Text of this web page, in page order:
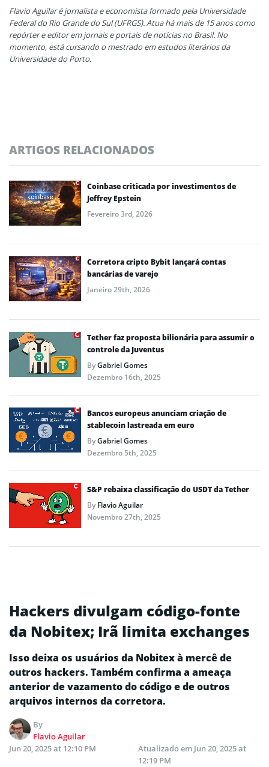
Flavio Aguilar é jornalista e economista formado pela Universidade
Federal do Rio Grande do Sul (UFRGS). Atua há mais de 15 anos como
repórter e editor em jornais e portais de notícias no Brasil. No
momento, está cursando o mestrado em estudos literários da
Universidade do Porto.
ARTIGOS RELACIONADOS
Coinbase criticada por investimentos de
Jeffrey Epstein
Fevereiro 3rd, 2026
Corretora cripto Bybit lançará contas
bancárias de varejo
Janeiro 29th, 2026
Tether faz proposta bilionária para assumir o
controle da Juventus
ByGabriel Gomes
Dezembro 16th, 2025
Bancos europeus anunciam criação de
stablecoin lastreada em euro
ByGabriel Gomes
Dezembro 5th, 2025
S&P rebaixa classificação do USDT da Tether
ByFlavio Aguilar
Novembro 27th, 2025
Hackers divulgam código-fonte
da Nobitex; Irã limita exchanges
Isso deixa os usuários da Nobitex à mercê de
outros hackers. Também confirma a ameaça
anterior de vazamento do código e de outros
arquivos internos da corretora.
By
Flavio Aguilar
Jun 20, 2025 at 12:10 PM
Atualizado em Jun 20, 2025 at
12:19 PM